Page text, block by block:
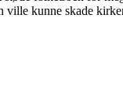
ville kunne skade